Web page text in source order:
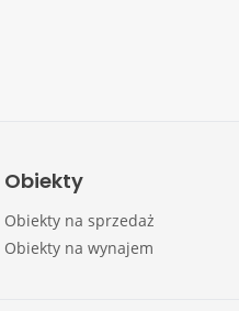
Obiekty
Obiekty na sprzedaż
Obiekty na wynajem